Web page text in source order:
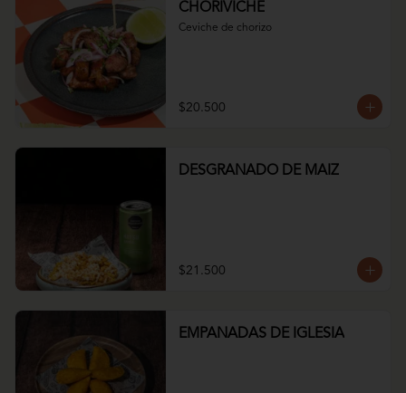
CHORIVICHE
Ceviche de chorizo
$20.500
DESGRANADO DE MAIZ
$21.500
EMPANADAS DE IGLESIA